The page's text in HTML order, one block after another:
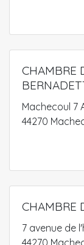
CHAMBRE
Machecoul 7
44270
CHAMBRE
7 avenue de